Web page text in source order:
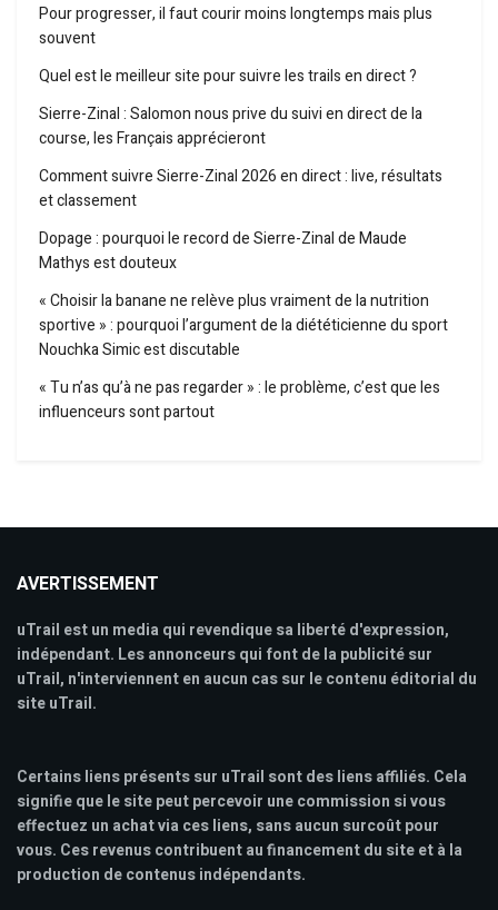
Pour progresser, il faut courir moins longtemps mais plus
souvent
Quel est le meilleur site pour suivre les trails en direct ?
Sierre-Zinal : Salomon nous prive du suivi en direct de la
course, les Français apprécieront
Comment suivre Sierre-Zinal 2026 en direct : live, résultats
et classement
Dopage : pourquoi le record de Sierre-Zinal de Maude
Mathys est douteux
« Choisir la banane ne relève plus vraiment de la nutrition
sportive » : pourquoi l’argument de la diététicienne du sport
Nouchka Simic est discutable
« Tu n’as qu’à ne pas regarder » : le problème, c’est que les
influenceurs sont partout
AVERTISSEMENT
uTrail est un media qui revendique sa liberté d'expression,
indépendant. Les annonceurs qui font de la publicité sur
uTrail, n'interviennent en aucun cas sur le contenu éditorial du
site uTrail.
Certains liens présents sur uTrail sont des liens affiliés. Cela
signifie que le site peut percevoir une commission si vous
effectuez un achat via ces liens, sans aucun surcoût pour
vous. Ces revenus contribuent au financement du site et à la
production de contenus indépendants.